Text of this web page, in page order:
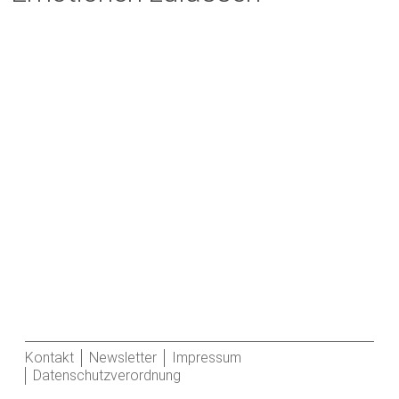
Kontakt Newsletter
Impressum
Datenschutzverordnung